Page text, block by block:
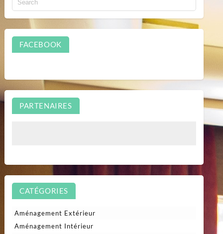
FACEBOOK
PARTENAIRES
CATÉGORIES
Aménagement Extérieur
Aménagement Intérieur